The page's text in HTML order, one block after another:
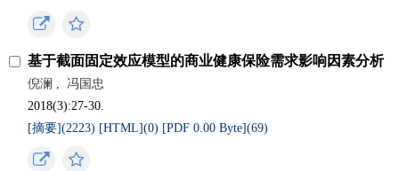
基于截面固定效应模型的商业健康保险需求影响因素分析
倪澜 ,
冯国忠
2018(3):27-30.
[摘要](2223) [HTML](0) [PDF 0.00 Byte](69)